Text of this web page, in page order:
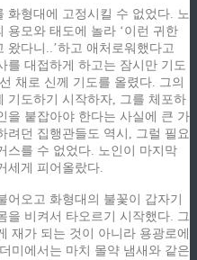
화형대에 고정시킬 수 없었다. 노
용모와 태도에 놀라 ‘이런 귀한
왔다니..’하고 애처로워했다고
를 대접하게 하고는 잠시만 기도
채로 신께 기도를 올렸다. 그의
기도하기 시작하자, 그를 체포하
을 붙잡아야 한다는 사실에 큰 가
려던 집행관들도 역시, 그럴 필요
스를 수 없었다. 노인이 마지막
세게 피어올랐다.
오고 화형대의 불꽃이 갑자기
을 비켜서 타오르기 시작했다. 그
재가 되는 것이 아니라 용광로에
미에서는 마치 몰약 냄새와 같은